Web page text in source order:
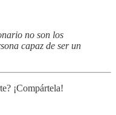
no son los
capaz de ser un
¡Compártela!